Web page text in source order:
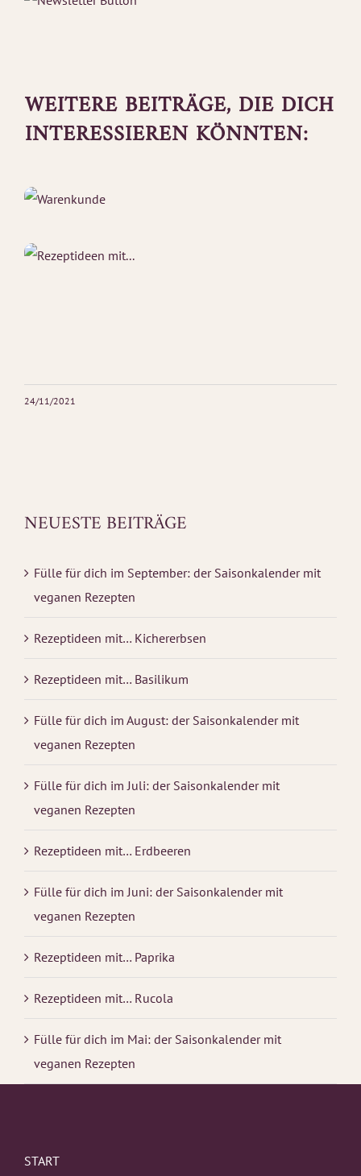
WEITERE BEITRÄGE, DIE DICH
INTERESSIEREN KÖNNTEN:
24/11/2021
NEUESTE BEITRÄGE
Fülle für dich im September: der Saisonkalender mit
veganen Rezepten
Rezeptideen mit… Kichererbsen
Rezeptideen mit… Basilikum
Fülle für dich im August: der Saisonkalender mit
veganen Rezepten
Fülle für dich im Juli: der Saisonkalender mit
veganen Rezepten
Rezeptideen mit… Erdbeeren
Fülle für dich im Juni: der Saisonkalender mit
veganen Rezepten
Rezeptideen mit… Paprika
Rezeptideen mit… Rucola
Fülle für dich im Mai: der Saisonkalender mit
veganen Rezepten
START